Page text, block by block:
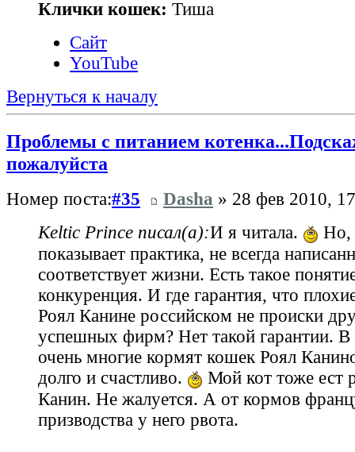
Клички кошек: Тиша
Сайт
YouTube
Вернуться к началу
Проблемы с питанием
пожалуйста
Номер поста:#35 Dasha » 28 фев 2010,
Keltic Prince писал(а):И я читала.
Но,
показывает практика, не всегда
соответствует жизни. Есть такое
конкуренция. И где гарантия, что
Роял Канине российском не происки
успешных фирм? Нет такой гарантии.
очень многие кормят кошек Роял
долго и счастливо.
Мой кот тоже ест
Канин. Не жалуется. А от кормов
призводства у него рвота.